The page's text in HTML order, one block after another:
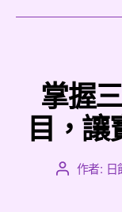
掌握
目，讓
文 作者: 日